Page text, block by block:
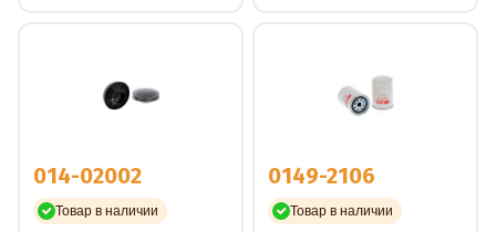
014-02002
Товар в наличии
0149-2106
Товар в наличии